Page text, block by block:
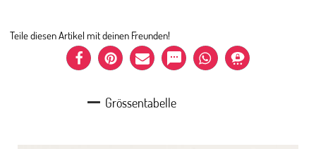
Teile diesen Artikel mit deinen Freunden!
Grössentabelle